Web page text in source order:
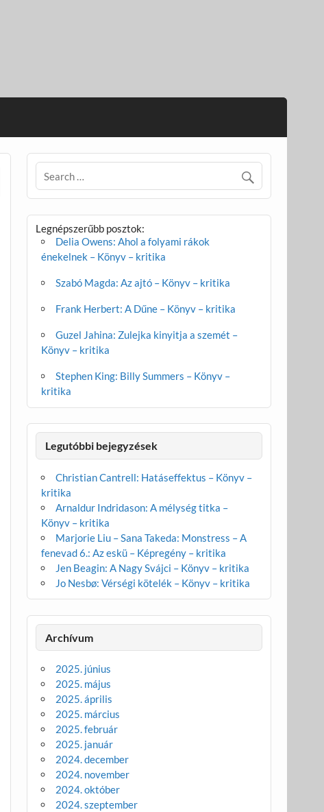
Legnépszerűbb posztok:
Delia Owens: Ahol a folyami rákok
énekelnek – Könyv – kritika
Szabó Magda: Az ajtó – Könyv – kritika
Frank Herbert: A Dűne – Könyv – kritika
Guzel Jahina: Zulejka kinyitja a szemét –
Könyv – kritika
Stephen King: Billy Summers – Könyv –
kritika
Legutóbbi bejegyzések
Christian Cantrell: Hatáseffektus – Könyv –
kritika
Arnaldur Indridason: A mélység titka –
Könyv – kritika
Marjorie Liu – Sana Takeda: Monstress – A
fenevad 6.: Az eskü – Képregény – kritika
Jen Beagin: A Nagy Svájci – Könyv – kritika
Jo Nesbø: Vérségi kötelék – Könyv – kritika
Archívum
2025. június
2025. május
2025. április
2025. március
2025. február
2025. január
2024. december
2024. november
2024. október
2024. szeptember